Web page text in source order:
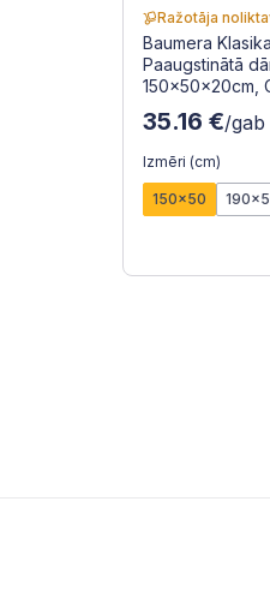
Ražotāja
Baumera
Paaugstinātā
150x50x20cm,
35.16 €/gab
Izmēri (cm)
150x50